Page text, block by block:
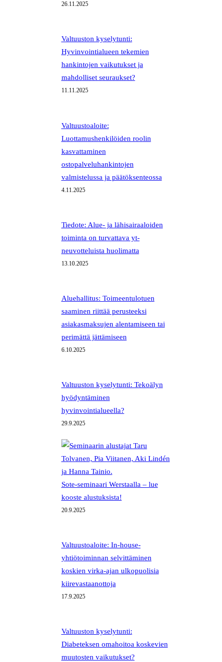
26.11.2025
Valtuuston kyselytunti:
Hyvinvointialueen tekemien
hankintojen vaikutukset ja
mahdolliset seuraukset?
11.11.2025
Valtuustoaloite:
Luottamushenkilöiden roolin
kasvattaminen
ostopalveluhankintojen
valmistelussa ja päätöksenteossa
4.11.2025
Tiedote: Alue- ja lähisairaaloiden
toiminta on turvattava yt-
neuvotteluista huolimatta
13.10.2025
Aluehallitus: Toimeentulotuen
saaminen riittää perusteeksi
asiakasmaksujen alentamiseen tai
perimättä jättämiseen
6.10.2025
Valtuuston kyselytunti: Tekoälyn
hyödyntäminen
hyvinvointialueella?
29.9.2025
Sote-seminaari Werstaalla – lue
kooste alustuksista!
20.9.2025
Valtuustoaloite: In-house-
yhtiötoiminnan selvittäminen
koskien virka-ajan ulkopuolisia
kiirevastaanottoja
17.9.2025
Valtuuston kyselytunti:
Diabeteksen omahoitoa koskevien
muutosten vaikutukset?